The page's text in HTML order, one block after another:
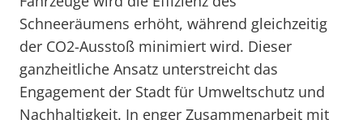
Schneeräumens erhöht, während gleichzeitig
der CO2-Ausstoß minimiert wird. Dieser
ganzheitliche Ansatz unterstreicht das
Engagement der Stadt für Umweltschutz und
Nachhaltigkeit. In enger Zusammenarbeit mit